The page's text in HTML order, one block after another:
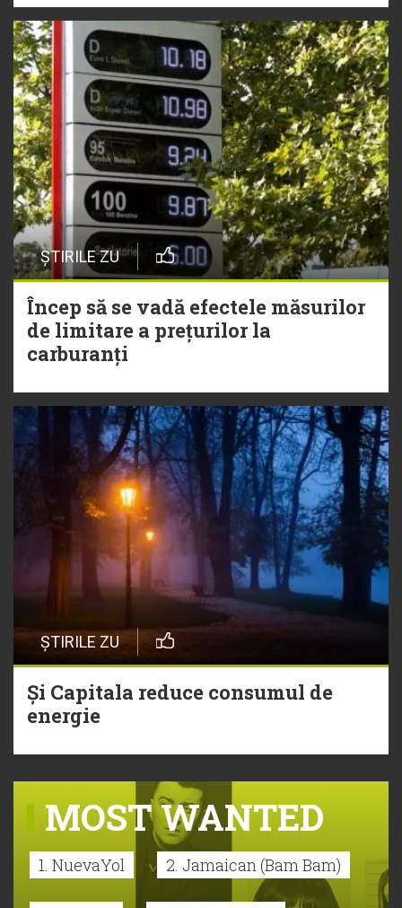
ȘTIRILE ZU
Încep să se vadă efectele măsurilor
de limitare a prețurilor la
carburanți
ȘTIRILE ZU
Și Capitala reduce consumul de
energie
MOST WANTED
1. NuevaYol 2. Jamaican (Bam Bam)